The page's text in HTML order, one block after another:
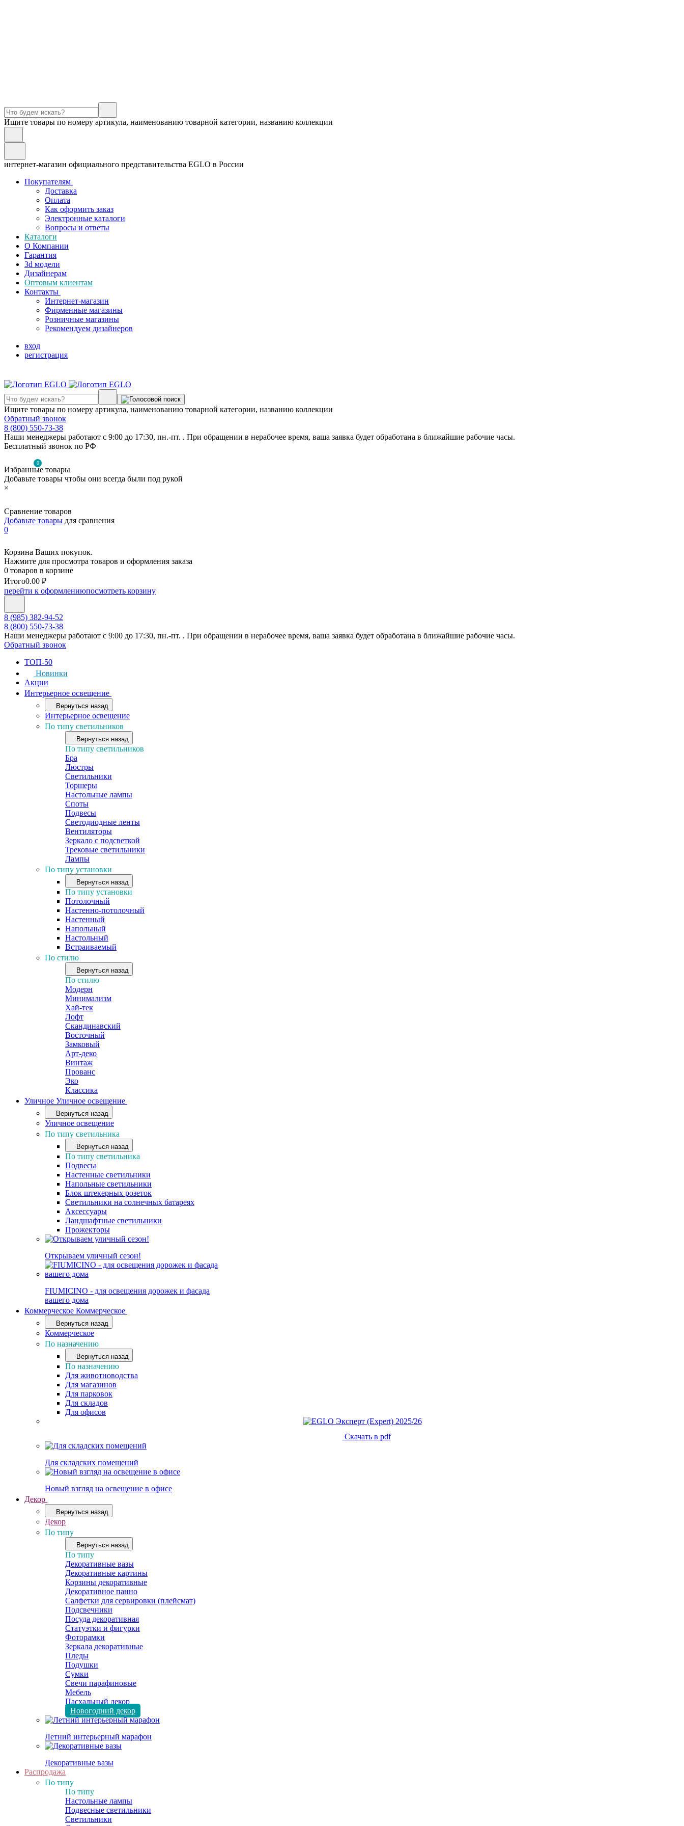
Ищите товары по номеру артикула, наименованию товарной категории, названию коллекции
интернет-магазин официального представительства EGLO в России
Покупателям
Доставка
Оплата
Как оформить заказ
Электронные каталоги
Вопросы и ответы
Каталоги
О Компании
Гарантия
3d модели
Дизайнерам
Оптовым клиентам
Контакты
Интернет-магазин
Фирменные магазины
Розничные магазины
Рекомендуем дизайнеров
вход
регистрация
Ищите товары по номеру артикула, наименованию товарной категории, названию коллекции
Обратный звонок
8 (800) 550-73-38
Наши менеджеры работают с 9:00 до 17:30, пн.-пт. . При обращении в нерабочее время, ваша заявка будет обработана в ближайшие рабочие часы.
Бесплатный звонок по РФ
0
Избранные товары
Добавьте товары чтобы они всегда были под рукой
×
Сравнение товаров
Добавьте товары для сравнения
0
Корзина Ваших покупок.
Нажмите для просмотра товаров и оформления заказа
0 товаров в корзине
Итого0.00 ₽
перейти к оформлениюпосмотреть корзину
8 (985) 382-94-52
8 (800) 550-73-38
Наши менеджеры работают с 9:00 до 17:30, пн.-пт. . При обращении в нерабочее время, ваша заявка будет обработана в ближайшие рабочие часы.
Обратный звонок
ТОП-50
Новинки
Акции
Интерьерное освещение
Вернуться назад
Интерьерное освещение
По типу светильников
Вернуться назад
По типу светильников
Бра
Люстры
Светильники
Торшеры
Настольные лампы
Споты
Подвесы
Светодиодные ленты
Вентиляторы
Зеркало с подсветкой
Трековые светильники
Лампы
По типу установки
Вернуться назад
По типу установки
Потолочный
Настенно-потолочный
Настенный
Напольный
Настольный
Встраиваемый
По стилю
Вернуться назад
По стилю
Модерн
Минимализм
Хай-тек
Лофт
Скандинавский
Восточный
Замковый
Арт-деко
Винтаж
Прованс
Эко
Классика
Уличное Уличное освещение
Вернуться назад
Уличное освещение
По типу светильника
Вернуться назад
По типу светильника
Подвесы
Настенные светильники
Напольные светильники
Блок штекерных розеток
Светильники на солнечных батареях
Аксессуары
Ландшафтные светильники
Прожекторы
Открываем уличный сезон!
FIUMICINO - для освещения дорожек и фасада
вашего дома
Коммерческое Коммерческое
Вернуться назад
Коммерческое
По назначению
Вернуться назад
По назначению
Для животноводства
Для магазинов
Для парковок
Для складов
Для офисов
Скачать в pdf
Для складских помещений
Новый взгляд на освещение в офисе
Декор
Вернуться назад
Декор
По типу
Вернуться назад
По типу
Декоративные вазы
Декоративные картины
Корзины декоративные
Декоративное панно
Салфетки для сервировки (плейсмат)
Подсвечники
Посуда декоративная
Статуэтки и фигурки
Фоторамки
Зеркала декоративные
Пледы
Подушки
Сумки
Свечи парафиновые
Мебель
Пасхальный декор
Новогодний декор
Летний интерьерный марафон
Декоративные вазы
Распродажа
По типу
По типу
Настольные лампы
Подвесные светильники
Светильники